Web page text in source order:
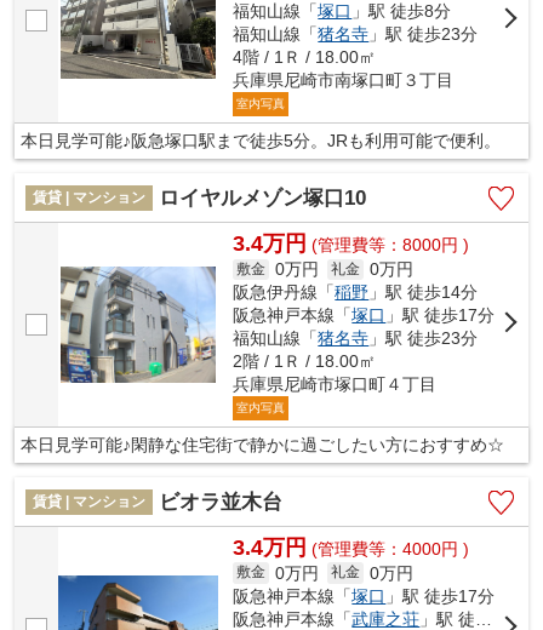
福知山線「塚口 」駅 徒歩8分
福知山線「猪名寺 」駅 徒歩23分
4階 / 1Ｒ / 18.00㎡
兵庫県尼崎市南塚口町３丁目
室内写真
本日見学可能♪阪急塚口駅まで徒歩5分。JRも利用可能で便利。
賃貸 | マンション ロイヤルメゾン塚口10
3.4万円 (管理費等：8000円 )
敷金 0万円 礼金 0万円
阪急伊丹線「稲野 」駅 徒歩14分
阪急神戸本線「塚口 」駅 徒歩17分
福知山線「猪名寺 」駅 徒歩23分
2階 / 1Ｒ / 18.00㎡
兵庫県尼崎市塚口町４丁目
室内写真
本日見学可能♪閑静な住宅街で静かに過ごしたい方におすすめ☆
賃貸 | マンション ビオラ並木台
3.4万円 (管理費等：4000円 )
敷金 0万円 礼金 0万円
阪急神戸本線「塚口 」駅 徒歩17分
阪急神戸本線「武庫之荘 」駅 徒歩19分